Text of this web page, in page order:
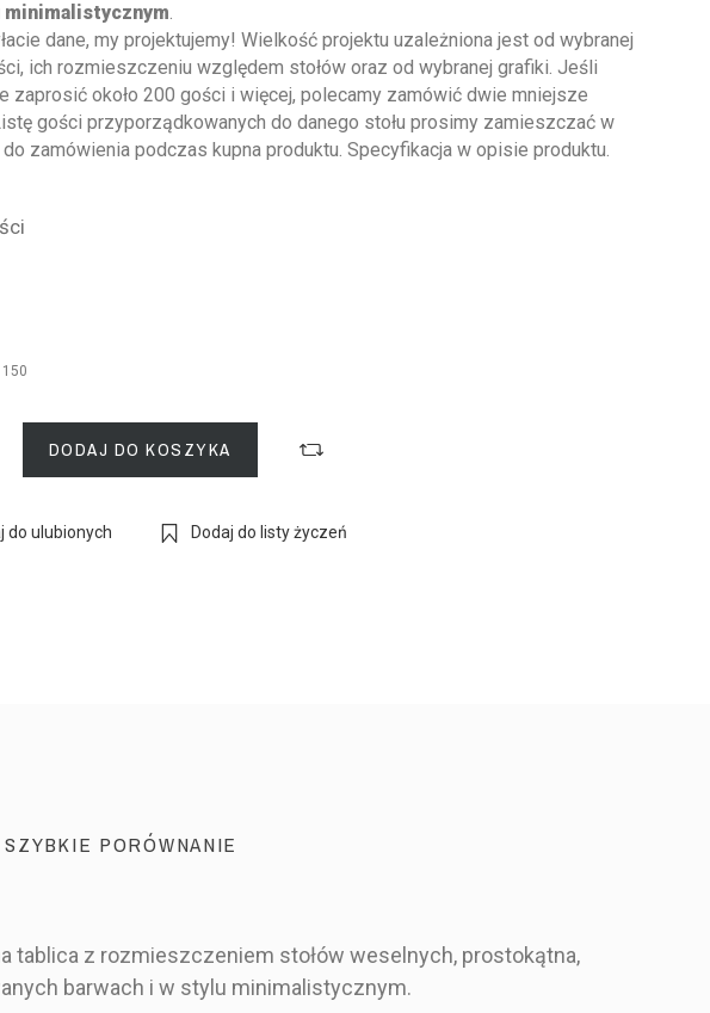
minimalistycznym.
dane, my projektujemy! Wielkość projektu uzależniona jest od wybranej
ich rozmieszczeniu względem stołów oraz od wybranej grafiki. Jeśli
zaprosić około 200 gości i więcej, polecamy zamówić dwie mniejsze
gości przyporządkowanych do danego stołu prosimy zamieszczać w
do zamówienia podczas kupna produktu. Specyfikacja w opisie produktu.
DODAJ DO KOSZYKA
do ulubionych Dodaj do listy życzeń
SZYBKIE PORÓWNANIE
tablica z rozmieszczeniem stołów weselnych, prostokątna,
barwach i w stylu minimalistycznym.